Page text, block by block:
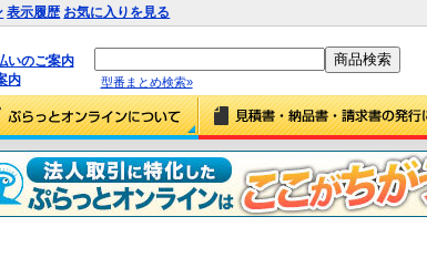
表示履歴 お気に入りを見る
いのご案内
内
型番まとめ検索»